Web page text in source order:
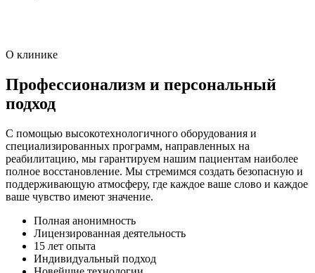
О клинике
Профессионализм и персональный
подход
С помощью высокотехнологичного оборудования и
специализированных программ, направленных на
реабилитацию, мы гарантируем нашим пациентам наиболее
полное восстановление. Мы стремимся создать безопасную и
поддерживающую атмосферу, где каждое ваше слово и каждое
ваше чувство имеют значение.
Полная анонимность
Лицензированная деятельность
15 лет опыта
Индивидуальный подход